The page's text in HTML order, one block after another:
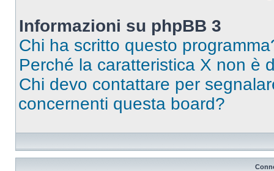
Informazioni su phpBB 3
Chi ha scritto questo
Perché la caratteristica X non è
Chi devo contattare per
concernenti questa board?